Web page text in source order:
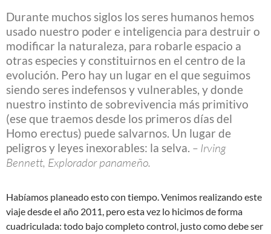
Durante muchos siglos los seres humanos hemos
usado nuestro poder e inteligencia para destruir o
modificar la naturaleza, para robarle espacio a
otras especies y constituirnos en el centro de la
evolución. Pero hay un lugar en el que seguimos
siendo seres indefensos y vulnerables, y donde
nuestro instinto de sobrevivencia más primitivo
(ese que traemos desde los primeros días del
Homo erectus) puede salvarnos. Un lugar de
peligros y leyes inexorables: la selva. – Irving
Bennett, Explorador panameño.
Habíamos planeado esto con tiempo. Venimos realizando este
viaje desde el año 2011, pero esta vez lo hicimos de forma
cuadriculada: todo bajo completo control, justo como debe ser